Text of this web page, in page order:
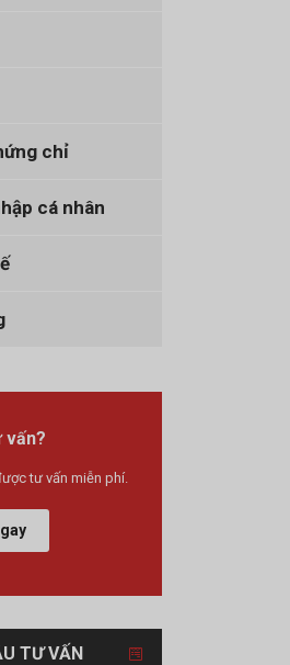
chỉ
cá nhân
vấn?
tư vấn miễn phí.
TƯ VẤN